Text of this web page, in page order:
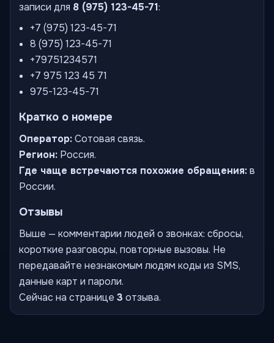
записи для 8 (975) 123-45-71:
+7 (975) 123-45-71
8 (975) 123-45-71
+79751234571
+7 975 123 45 71
975-123-45-71
Кратко о номере
Оператор:Сотовая связь.
Регион: Россия.
Где чаще встречаются похожие обращения:в
России.
Отзывы
Выше — комментарии людей о звонках: сбросы,
короткие разговоры, повторные вызовы. Не
передавайте незнакомым людям коды из SMS,
данные карт и пароли.
Сейчас на странице 3 отзыва.